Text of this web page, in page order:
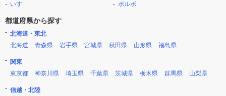
いすゞ
ボルボ
都道府県から探す
北海道・東北
北海道
青森県 岩手県 宮城県 秋田県 山形県 福島県
関東
東京都
神奈川県 埼玉県 千葉県 茨城県 栃木県 群馬県 山梨県
信越・北陸